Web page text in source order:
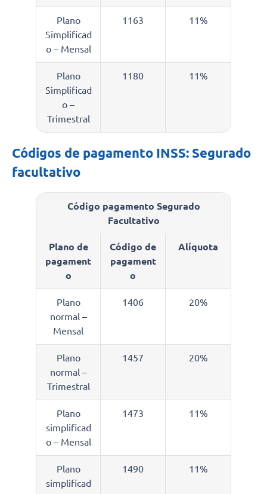
Plano
Simplificad
o – Mensal
1163 11%
Plano
Simplificad
o –
Trimestral
1180 11%
Códigos de pagamento INSS: Segurado
facultativo
Código pagamento Segurado
Facultativo
Plano de
pagament
o
Código de
pagament
o
Alíquota
Plano
normal –
Mensal
1406 20%
Plano
normal –
Trimestral
1457 20%
Plano
simplificad
o – Mensal
1473 11%
Plano
simplificad
1490 11%